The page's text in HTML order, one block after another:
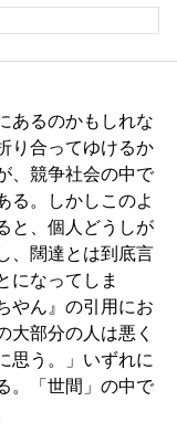
あるのかもしれな
り合ってゆけるか
、競争社会の中で
る。しかしこのよ
と、個人どうしが
、闊達とは到底言
になってしま
やん』の引用にお
大部分の人は悪く
思う。」いずれに
。「世間」の中で